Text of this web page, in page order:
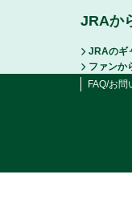
JRAか
JRAのギ
ファンか
FAQ/お問